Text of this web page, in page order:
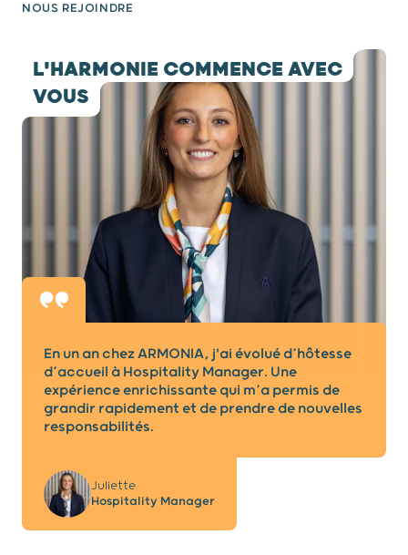
NOUS REJOINDRE
L'HARMONIE COMMENCE AVEC
VOUS
En un an chez ARMONIA, j'ai évolué d’hôtesse
d’accueil à Hospitality Manager. Une
expérience enrichissante qui m’a permis de
grandir rapidement et de prendre de nouvelles
responsabilités.
Juliette
Hospitality Manager